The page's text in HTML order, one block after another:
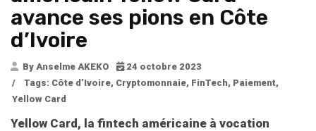
avance ses pions en Côte
d’Ivoire
By Anselme AKEKO
24 octobre 2023
/
Tags: Côte d’Ivoire, Cryptomonnaie, FinTech, Paiement,
Yellow Card
Yellow Card, la fintech américaine à vocation